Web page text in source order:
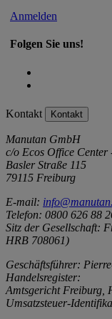
Anmelden
Folgen Sie uns!
Kontakt Kontakt
Manutan GmbH
c/o Ecos Office
Basler Straße 115
79115 Freiburg
E-mail:
Telefon: 0800 626 88
Sitz der Gesellschaft:
HRB 708061)
Geschäftsführer:
Handelsregister:
Amtsgericht Freiburg,
Umsatzsteuer-